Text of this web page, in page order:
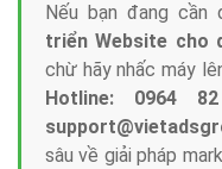
Nếu bạn đang cần
triển Website cho
chừ hãy nhấc máy
Hotline: 0964
sâu về giải pháp